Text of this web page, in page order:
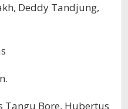
Deddy Tandjung,
Tangu Bore, Hubertus